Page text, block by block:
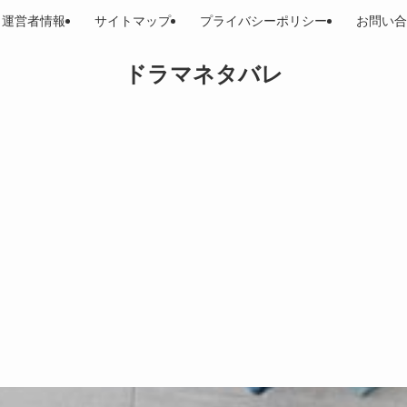
ドラマネタバレ
運営者情報 サイトマップ プライバシーポリシー お問い